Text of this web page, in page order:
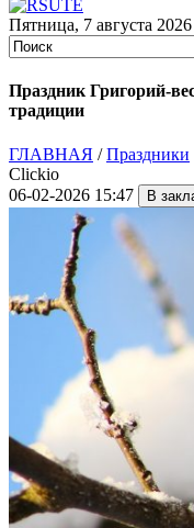
Пятница, 7 августа 2026
Праздник Григорий-
традиции
ГЛАВНАЯ /Праздники
Clickio
06-02-2026 15:47